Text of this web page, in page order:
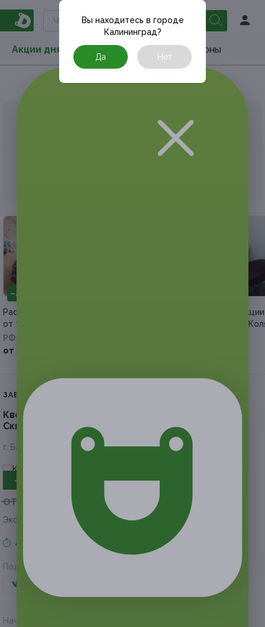
Акции дня Товары Туризм РестоКупоны
Вы находитесь в городе
Калининград?
Да Нет
Квеcты
АКЦИЯ, КОТОРУЮ ВЫ ИСКАЛИ, ЗАВЕРШЕНА.
К сожалению, выгодные акции быстро
–40%
Расклад на Таро или рунах
от таролога-рунолога Гузелии
РФ
от 360 руб.
Процедуры по
от мастера Виктории
ЗАВЕРШЁННАЯ АКЦИЯ
Квест Biohazard от компании «Время».
Скидка до 54%
г. Барнаул, ул. Аносова, д. 3Б
- 50%
от 2 000 руб. от 1 000 руб.
Экономия от 1 000 руб.
Акция завершена
Поделиться с друзьями
Начало действия